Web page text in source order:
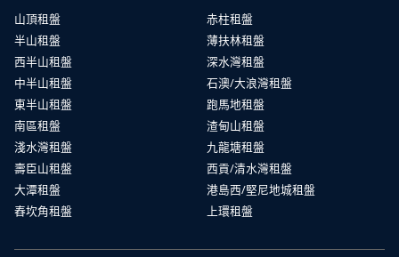
山頂租盤
半山租盤
西半山租盤
中半山租盤
東半山租盤
南區租盤
淺水灣租盤
壽臣山租盤
大潭租盤
舂坎角租盤
赤柱租盤
薄扶林租盤
深水灣租盤
石澳/大浪灣租盤
跑馬地租盤
渣甸山租盤
九龍塘租盤
西貢/清水灣租盤
港島西/堅尼地城租盤
上環租盤